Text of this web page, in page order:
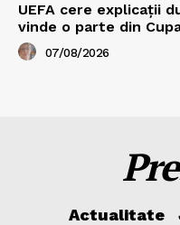
UEFA cere explicații
vinde o parte din
07/08/2026
Actualitate